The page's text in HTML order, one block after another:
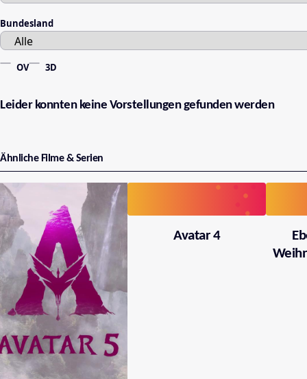
Bundesland
OV 3D
Leider konnten keine Vorstellungen gefunden werden
Ähnliche Filme & Serien
Avatar 4